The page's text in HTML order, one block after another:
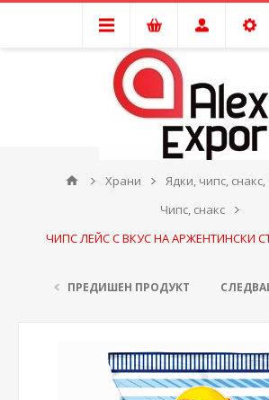
Храни
Ядки, чипс,
Чипс, снакс
ЧИПС ЛЕЙС С ВКУС НА АРЖЕНТИНСКИ
ПРЕДИШЕН ПРОДУКТ